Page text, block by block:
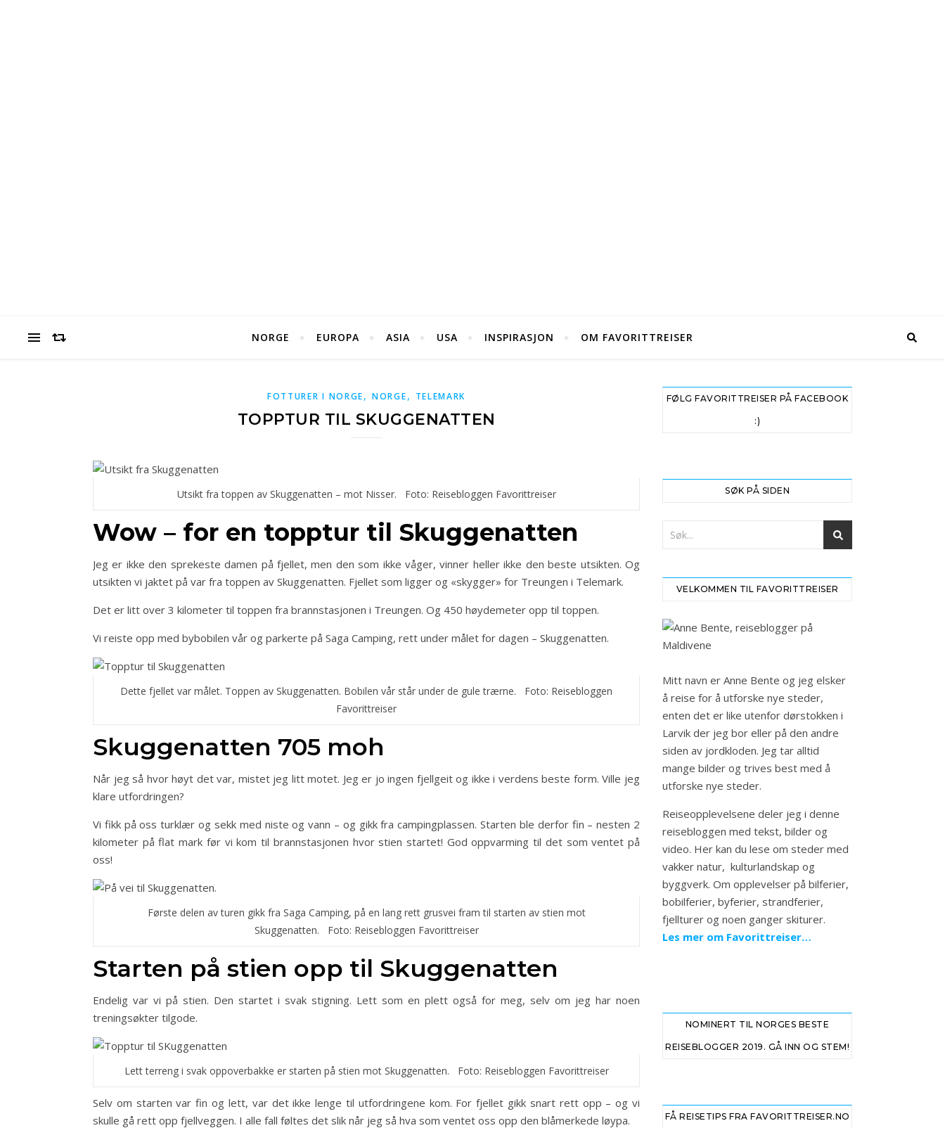
NORGE EUROPA ASIA USA INSPIRASJON OM FAVORITTREISER
FOTTURER I NORGE,NORGE, TELEMARK
TOPPTUR TIL SKUGGENATTEN
Utsikt fra toppen av Skuggenatten – mot Nisser. Foto: Reisebloggen Favorittreiser
Wow – for en topptur til Skuggenatten
Jeg er ikke den sprekeste damen på fjellet, men den som ikke våger, vinner heller ikke den beste utsikten. Og
utsikten vi jaktet på var fra toppen av Skuggenatten. Fjellet som ligger og «skygger» for Treungen i Telemark.
Det er litt over 3 kilometer til toppen fra brannstasjonen i Treungen. Og 450 høydemeter opp til toppen.
Vi reiste opp med bybobilen vår og parkerte på Saga Camping, rett under målet for dagen – Skuggenatten.
Dette fjellet var målet. Toppen av Skuggenatten. Bobilen vår står under de gule trærne. Foto: Reisebloggen
Favorittreiser
Skuggenatten 705 moh
Når jeg så hvor høyt det var, mistet jeg litt motet. Jeg er jo ingen fjellgeit og ikke i verdens beste form. Ville jeg
klare utfordringen?
Vi fikk på oss turklær og sekk med niste og vann – og gikk fra campingplassen. Starten ble derfor fin – nesten 2
kilometer på flat mark før vi kom til brannstasjonen hvor stien startet! God oppvarming til det som ventet på
oss!
Første delen av turen gikk fra Saga Camping, på en lang rett grusvei fram til starten av stien mot
Skuggenatten. Foto: Reisebloggen Favorittreiser
Starten på stien opp til Skuggenatten
Endelig var vi på stien. Den startet i svak stigning. Lett som en plett også for meg, selv om jeg har noen
treningsøkter tilgode.
Lett terreng i svak oppoverbakke er starten på stien mot Skuggenatten. Foto: Reisebloggen Favorittreiser
Selv om starten var fin og lett, var det ikke lenge til utfordringene kom. For fjellet gikk snart rett opp – og vi
skulle gå rett opp fjellveggen. I alle fall føltes det slik når jeg så hva som ventet oss opp den blåmerkede løypa.
FØLG FAVORITTREISER PÅ FACEBOOK
:)
SØK PÅ SIDEN
VELKOMMEN TIL FAVORITTREISER
Mitt navn er Anne Bente og jeg elsker
å reise for å utforske nye steder,
enten det er like utenfor dørstokken i
Larvik der jeg bor eller på den andre
siden av jordkloden. Jeg tar alltid
mange bilder og trives best med å
utforske nye steder.
Reiseopplevelsene deler jeg i denne
reisebloggen med tekst, bilder og
video. Her kan du lese om steder med
vakker natur, kulturlandskap og
byggverk. Om opplevelser på bilferier,
bobilferier, byferier, strandferier,
fjellturer og noen ganger skiturer.
Les mer om Favorittreiser…
NOMINERT TIL NORGES BESTE
REISEBLOGGER 2019. GÅ INN OG STEM!
FÅ REISETIPS FRA FAVORITTREISER.NO